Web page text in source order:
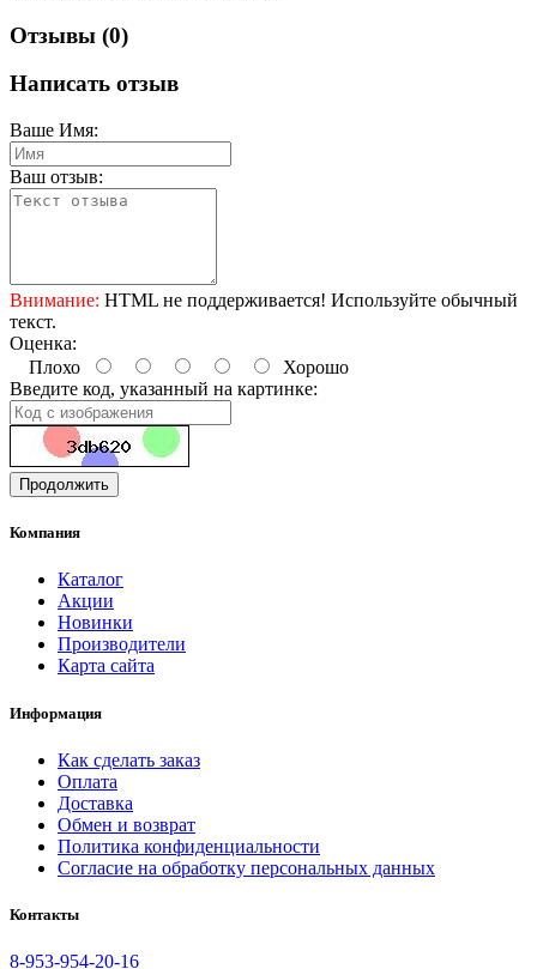
Отзывы (0)
Написать отзыв
Ваше Имя:
Ваш отзыв:
Внимание: HTML не поддерживается! Используйте обычный
текст.
Оценка:
Плохо
Хорошо
Введите код, указанный на картинке:
Продолжить
Компания
Каталог
Акции
Новинки
Производители
Карта сайта
Информация
Как сделать заказ
Оплата
Доставка
Обмен и возврат
Политика конфиденциальности
Согласие на обработку персональных данных
Контакты
8-953-954-20-16